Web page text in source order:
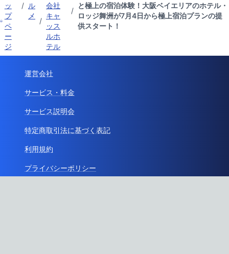
ッ
プ
ペ
ー
ジ
/ ル
メ
/
会社
キャ
ッス
ルホ
テル
/
と極上の宿泊体験！大阪ベイエリアのホテル・
ロッジ舞洲が7月4日から極上宿泊プランの提
供スタート！
運営会社
サービス・料金
サービス説明会
特定商取引法に基づく表記
利用規約
プライバシーポリシー